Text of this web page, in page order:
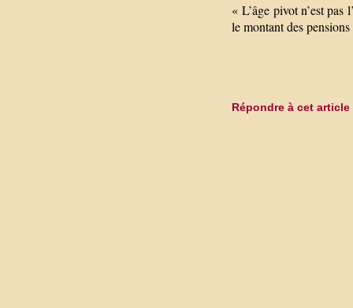
« L’âge pivot n’est pas
le montant des
Répondre à cet article